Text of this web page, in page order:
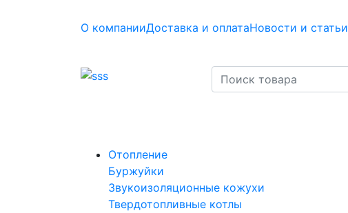
О компанииДоставка и оплатаНовости и статьи
Отопление
Буржуйки
Звукоизоляционные кожухи
Твердотопливные котлы